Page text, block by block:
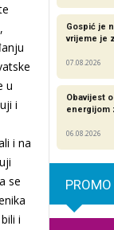
u
i
i na
se
i
Gospić je
vrijeme je
07.08.2026
Obavijest
energijom
06.08.2026
PROMO